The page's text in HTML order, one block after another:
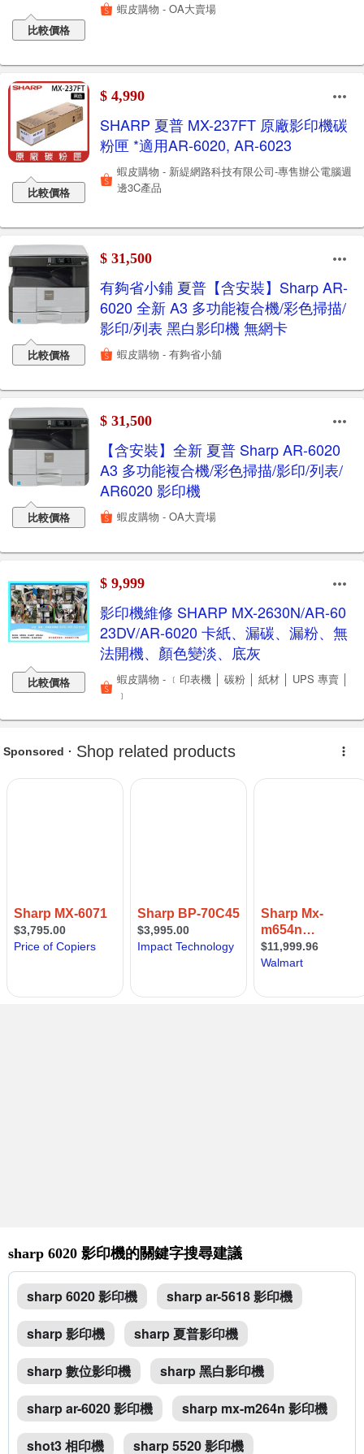
比較價格
蝦皮購物 - OA大賣場
比較價格
$ 4,990
SHARP 夏普 MX-237FT 原廠影印機碳
粉匣 *適用AR-6020, AR-6023
蝦皮購物 - 新緹網路科技有限公司-專售辦公電腦週
邊3C產品
比較價格
$ 31,500
有夠省小鋪 夏普【含安裝】Sharp AR-
6020 全新 A3 多功能複合機/彩色掃描/
影印/列表 黑白影印機 無網卡
蝦皮購物 - 有夠省小舖
比較價格
$ 31,500
【含安裝】全新 夏普 Sharp AR-6020
A3 多功能複合機/彩色掃描/影印/列表/
AR6020 影印機
蝦皮購物 - OA大賣場
比較價格
$ 9,999
影印機維修 SHARP MX-2630N/AR-60
23DV/AR-6020 卡紙、漏碳、漏粉、無
法開機、顏色變淡、底灰
蝦皮購物 - ﹝印表機 │ 碳粉 │ 紙材 │ UPS 專賣 │
﹞
sharp 6020 影印機的關鍵字搜尋建議
sharp 6020 影印機
sharp ar-5618 影印機
sharp 影印機
sharp 夏普影印機
sharp 數位影印機
sharp 黑白影印機
sharp ar-6020 影印機
sharp mx-m264n 影印機
shot3 相印機
sharp 5520 影印機